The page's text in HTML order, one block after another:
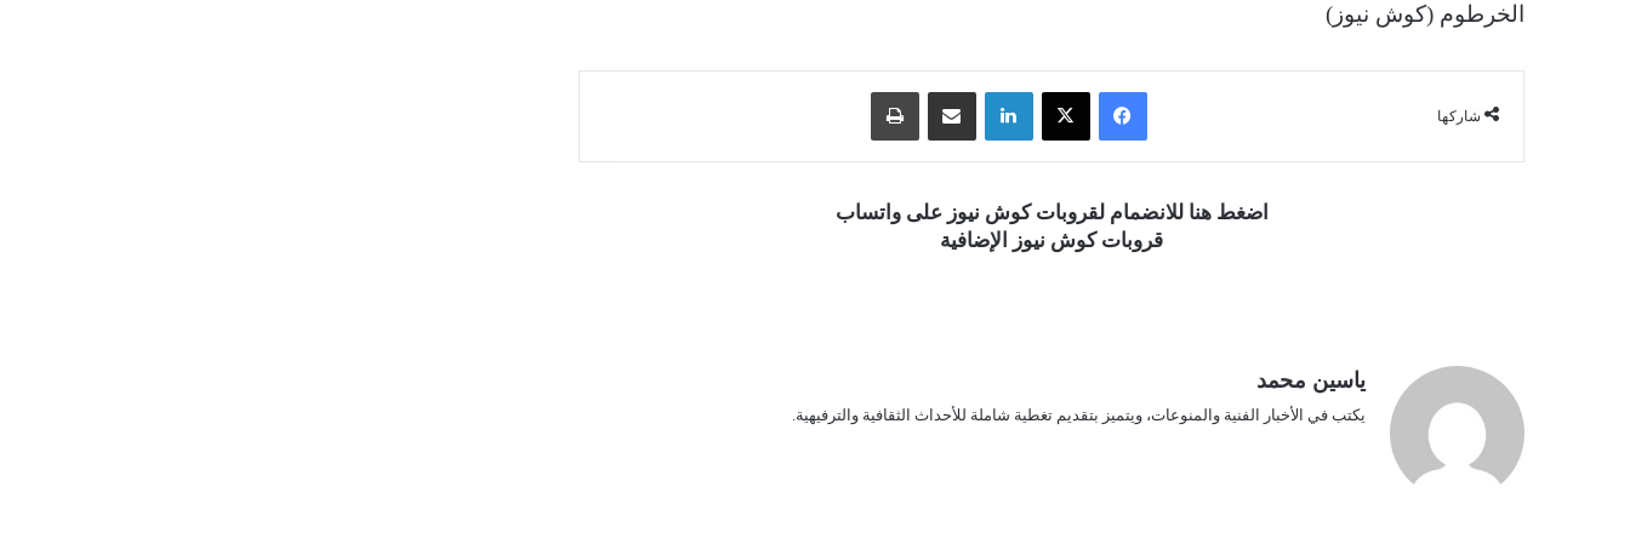
الخرطوم (كوش نيوز)
شاركها
فيسبوك ‫X لينكدإن مشاركة عبر البريد
اضغط هنا للانضمام لقروبات كوش نيوز على واتساب
قروبات كوش نيوز الإضافية
ياسين محمد
يكتب في الأخبار الفنية والمنوعات، ويتميز بتقديم تغطية شاملة للأحداث الثقافية والترفيهية.